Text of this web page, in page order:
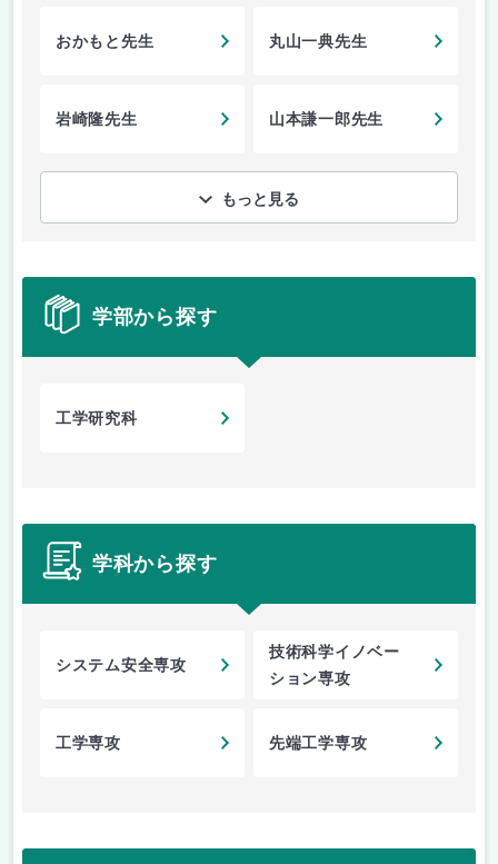
おかもと先生 丸山一典先生
岩崎隆先生 山本謙一郎先生
もっと見る
学部から探す
工学研究科
学科から探す
システム安全専攻
技術科学イノベー
ション専攻
工学専攻 先端工学専攻